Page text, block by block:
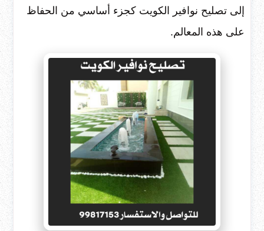
إلى تصليح نوافير الكويت كجزء أساسي من الحفاظ
على هذه المعالم.